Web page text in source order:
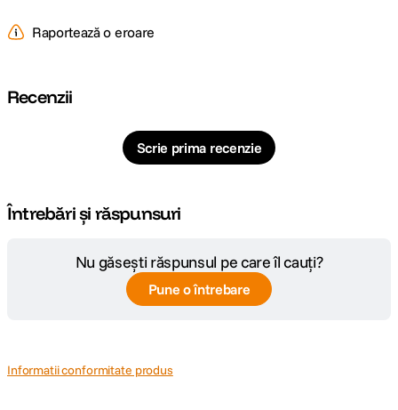
Raportează o eroare
Recenzii
Scrie prima recenzie
Întrebări și răspunsuri
Nu găsești răspunsul pe care îl cauți?
Pune o întrebare
Informatii conformitate produs